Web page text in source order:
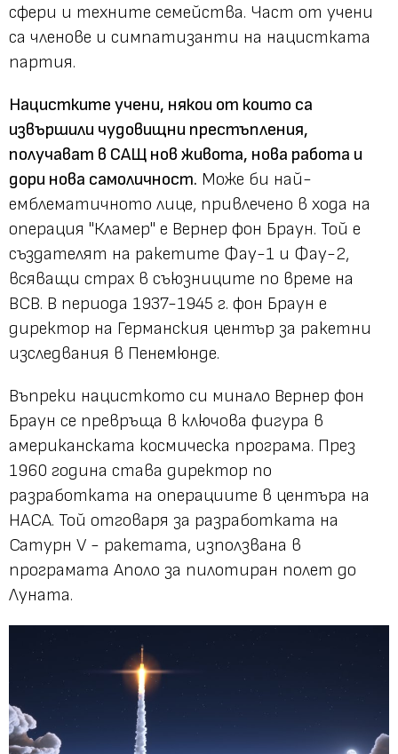
сфери и техните семейства. Част от учени
са членове и симпатизанти на нацистката
партия.
Нацистките учени, някои от които са
извършили чудовищни престъпления,
получават в САЩ нов живота, нова работа и
дори нова самоличност. Може би най-
емблематичното лице, привлечено в хода на
операция "Кламер" е Вернер фон Браун. Той е
създателят на ракетите Фау-1 и Фау-2,
всяващи страх в съюзниците по време на
ВСВ. В периода 1937-1945 г. фон Браун е
директор на Германския център за ракетни
изследвания в Пенемюнде.
Въпреки нацисткото си минало Вернер фон
Браун се превръща в ключова фигура в
американската космическа програма. През
1960 година става директор по
разработката на операциите в центъра на
НАСА. Той отговаря за разработката на
Сатурн V - ракетата, използвана в
програмата Аполо за пилотиран полет до
Луната.